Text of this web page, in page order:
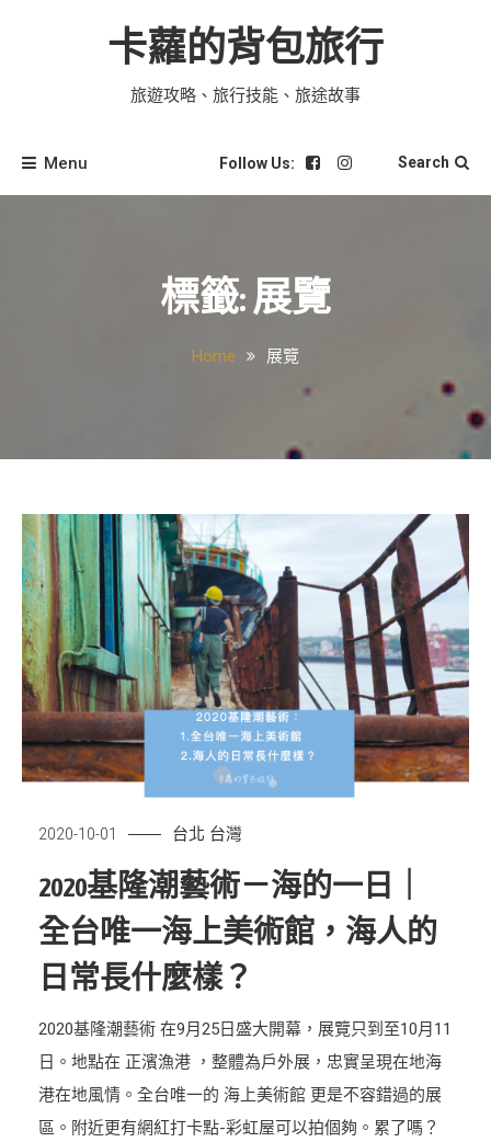
卡蘿的背包旅行
旅遊攻略、旅行技能、旅途故事
Menu Follow Us: Search
標籤: 展覽
Home 展覽
2020-10-01 台北 台灣
2020基隆潮藝術－海的一日｜
全台唯一海上美術館，海人的
日常長什麼樣？
2020基隆潮藝術 在9月25日盛大開幕，展覽只到至10月11
日。地點在 正濱漁港 ，整體為戶外展，忠實呈現在地海
港在地風情。全台唯一的 海上美術館 更是不容錯過的展
區。附近更有網紅打卡點-彩虹屋可以拍個夠。累了嗎？